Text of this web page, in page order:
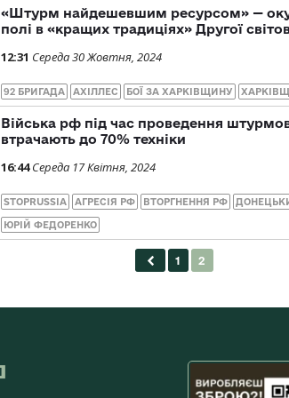
«Штурм найдешевшим ресурсом» —
полі в «кращих традиціях» Другої
12:31 Середа 30 Жовтня, 2024
92 БРИГАДА АХІЛЛЕС БОЇ ЗА ХАРКІВЩИНУ
Війська рф під час проведення
втрачають до 70% техніки
16:44 Середа 17 Квітня, 2024
STOPRUSSIA АГРЕСІЯ РФ ВТОРГНЕННЯ РФ
ЮРІЙ ФЕДОРЕНКО